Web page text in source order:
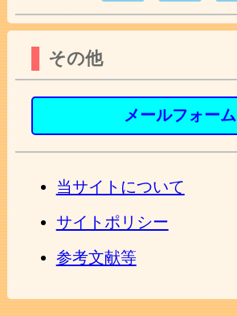
その他
メールフォーム
当サイトについて
サイトポリシー
参考文献等